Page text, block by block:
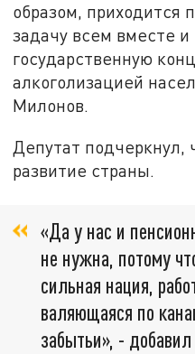
образом, приходится
задачу всем вместе и
государственную
алкоголизацией
Милонов.
Депутат подчеркнул,
развитие страны.
«Да у нас и
не нужна, потому
сильная нация,
валяющаяся по
забытьи», - добавил